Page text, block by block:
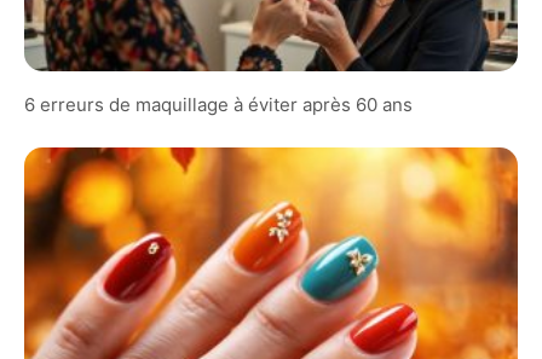
6 erreurs de maquillage à éviter après 60 ans